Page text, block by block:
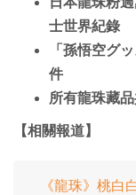
士世界紀錄
「孫悟空グ
件
所有龍珠藏
【相關報道】
《龍珠》桃白